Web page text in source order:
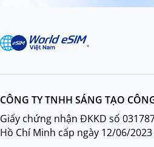
CÔNG TY TNHH SÁNG TẠO
Giấy chứng nhận ĐKKD số
Hồ Chí Minh cấp ngày 12/06/2023